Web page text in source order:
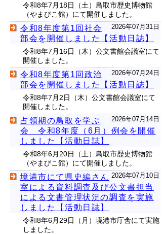
令和8年7月18日（土）鳥取市歴史博物館
（やまびこ館）にて開催しました。
2026年07月31日
令和8年度第1回社会
部会を開催しました【活動日誌】
令和8年7月16日（木）公文書館会議室にて
開催しました。
2026年07月24日
令和8年度第1回政治
部会を開催しました【活動日誌】
令和8年7月2日（木）公文書館会議室にて
開催しました。
2026年07月14日
占領期の鳥取を学ぶ
会 令和8年度（6月）例会を開催
しました【活動日誌】
令和8年6月20日（土）鳥取市歴史博物館
（やまびこ館）にて開催しました。
2026年07月10日
境港市にて県史編さん
室による資料調査及び公文書担当
による文書管理状況の調査を実施
しました【活動日誌】
令和8年6月29日（月）境港市庁舎にて実施
しました。